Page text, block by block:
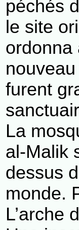
péchés
le site
ordonna
furent
La
al-Malik
dessus
monde.
L’arche